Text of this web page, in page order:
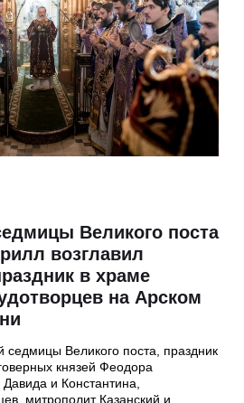
Великого поста
возглавил
в храме
на Арском
седмицы Великого поста, праздник
князей Феодора
и Константина,
митрополит Казанский и